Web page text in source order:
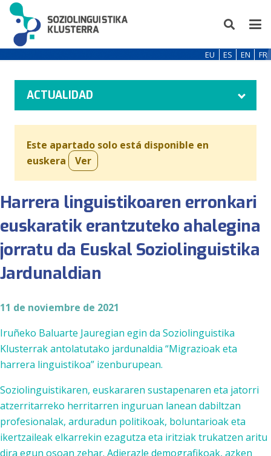
EU ES EN FR
ACTUALIDAD
Este apartado solo está disponible en
euskera
Ver
Harrera linguistikoaren erronkari
euskaratik erantzuteko ahalegina
jorratu da Euskal Soziolinguistika
Jardunaldian
11 de noviembre de 2021
Iruñeko Baluarte Jauregian egin da Soziolinguistika
Klusterrak antolatutako jardunaldia “Migrazioak eta
harrera linguistikoa” izenburupean.
Soziolinguistikaren, euskararen sustapenaren eta jatorri
atzerritarreko herritarren inguruan lanean dabiltzan
profesionalak, arduradun politikoak, boluntarioak eta
ikertzaileak elkarrekin ezagutza eta iritziak trukatzen aritu
dira egun osoan zehar. Adierazle demografikoak, azken